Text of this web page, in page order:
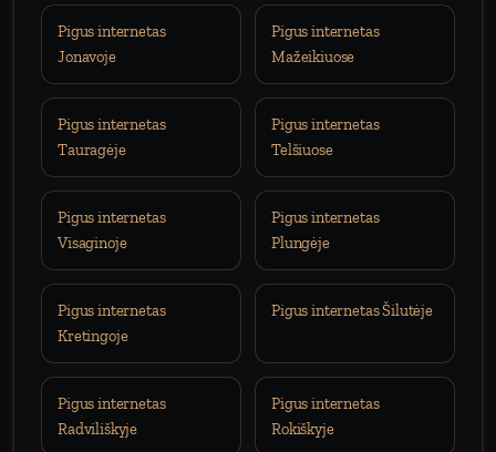
Pigus internetas
Jonavoje
Pigus internetas
Mažeikiuose
Pigus internetas
Tauragėje
Pigus internetas
Telšiuose
Pigus internetas
Visaginoje
Pigus internetas
Plungėje
Pigus internetas
Kretingoje
Pigus internetas Šilutėje
Pigus internetas
Radviliškyje
Pigus internetas
Rokiškyje